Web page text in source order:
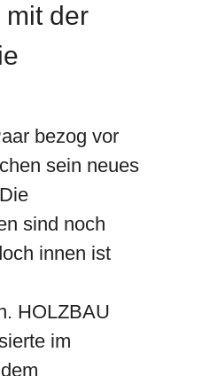
mit der
bezog vor
sein neues
sind noch
innen ist
HOLZBAU
im